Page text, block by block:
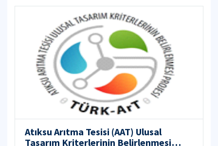
Atıksu Arıtma Tesisi (AAT) Ulusal
Tasarım Kriterlerinin Belirlenmesi